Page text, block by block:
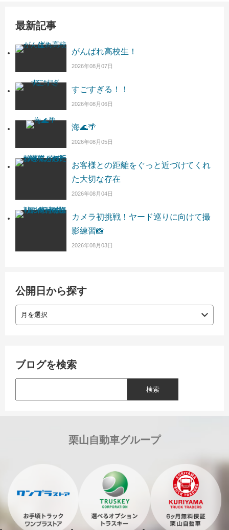
最新記事
がんばれ高校生！
2026年08月07日
すごすぎる！！
2026年08月06日
海🌊🌴
2026年08月05日
お客様との距離をぐっと近づけてくれ
た大切な存在
2026年08月04日
カメラ初挑戦！ヤード巡りに向けて撮
影練習📸
2026年08月03日
公開日から探す
ブログを検索
栗山自動車グループ